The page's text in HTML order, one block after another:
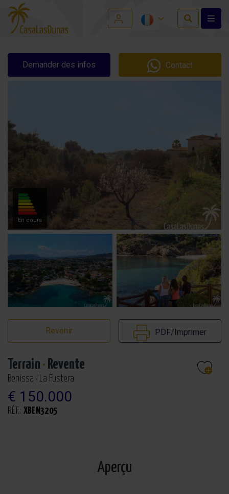
Demander des infos Contact
En cours
Revenir PDF/Imprimer
Terrain · Revente
Benissa · La Fustera
€ 150.000
RÉF.: XBEN3205
Aperçu